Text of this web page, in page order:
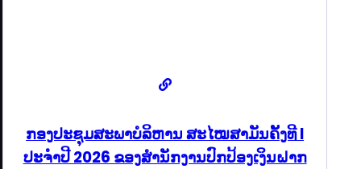
ກອງປະຊຸມສະພາບໍລິຫານ ສະໄໝສາມັນຄັ້ງທີ I
ປະຈຳປີ 2026 ຂອງສຳນັກງານປົກປ້ອງເງິນຝາກ